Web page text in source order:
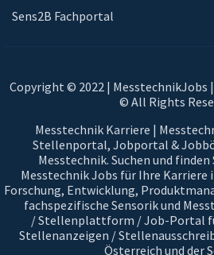
Sens2B Fachportal
Copyright © 2022 | MesstechnikJobs
© All Rights
Messtechnik Karriere |
Stellenportal, Jobportal &
Messtechnik. Suchen und finden
Messtechnik Jobs für Ihre
Forschung, Entwicklung,
fachspezifische Sensorik und
/ Stellenplattform / Job-Portal
Stellenanzeigen /
Österreich und der